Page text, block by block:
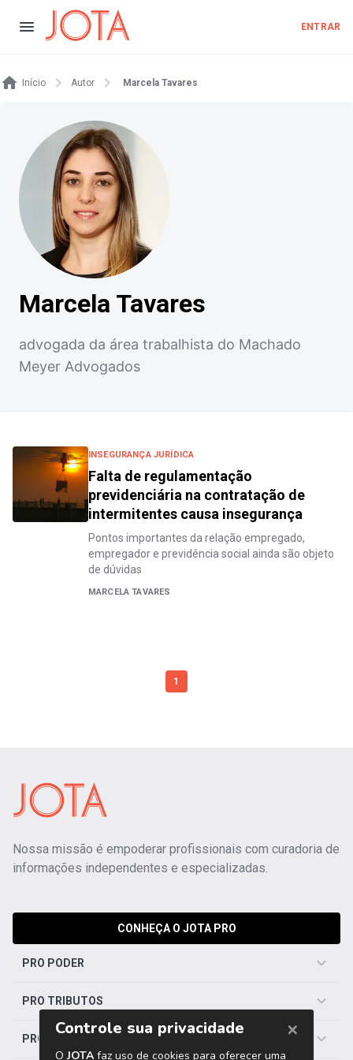
ENTRAR
Início Autor Marcela Tavares
Marcela Tavares
advogada da área trabalhista do Machado
Meyer Advogados
INSEGURANÇA JURÍDICA
Falta de regulamentação
previdenciária na contratação de
intermitentes causa insegurança
Pontos importantes da relação empregado,
empregador e previdência social ainda são objeto
de dúvidas
MARCELA TAVARES
1
Nossa missão é empoderar profissionais com curadoria de
informações independentes e especializadas.
CONHEÇA O JOTA PRO
PRO PODER
PRO TRIBUTOS
PRO TRABALHISTA